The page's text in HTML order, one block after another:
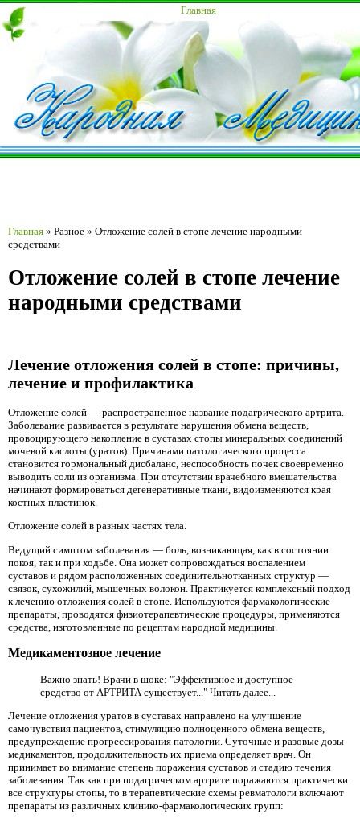
Главная
Главная » Разное » Отложение солей в стопе лечение народными
средствами
Отложение солей в стопе лечение
народными средствами
Лечение отложения солей в стопе: причины,
лечение и профилактика
Отложение солей — распространенное название подагрического артрита.
Заболевание развивается в результате нарушения обмена веществ,
провоцирующего накопление в суставах стопы минеральных соединений
мочевой кислоты (уратов). Причинами патологического процесса
становится гормональный дисбаланс, неспособность почек своевременно
выводить соли из организма. При отсутствии врачебного вмешательства
начинают формироваться дегенеративные ткани, видоизменяются края
костных пластинок.
Отложение солей в разных частях тела.
Ведущий симптом заболевания — боль, возникающая, как в состоянии
покоя, так и при ходьбе. Она может сопровождаться воспалением
суставов и рядом расположенных соединительнотканных структур —
связок, сухожилий, мышечных волокон. Практикуется комплексный подход
к лечению отложения солей в стопе. Используются фармакологические
препараты, проводятся физиотерапевтические процедуры, применяются
средства, изготовленные по рецептам народной медицины.
Медикаментозное лечение
Важно знать! Врачи в шоке: "Эффективное и доступное
средство от АРТРИТА существует..." Читать далее...
Лечение отложения уратов в суставах направлено на улучшение
самочувствия пациентов, стимуляцию полноценного обмена веществ,
предупреждение прогрессирования патологии. Суточные и разовые дозы
медикаментов, продолжительность их приема определяет врач. Он
принимает во внимание степень поражения суставов и стадию течения
заболевания. Так как при подагрическом артрите поражаются практически
все структуры стопы, то в терапевтические схемы ревматологи включают
препараты из различных клинико-фармакологических групп: